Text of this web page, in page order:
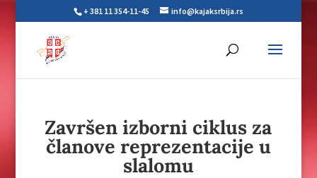
+ 381 11 354-11-45 info@kajaksrbija.rs
Završen izborni ciklus za
članove reprezentacije u
slalomu